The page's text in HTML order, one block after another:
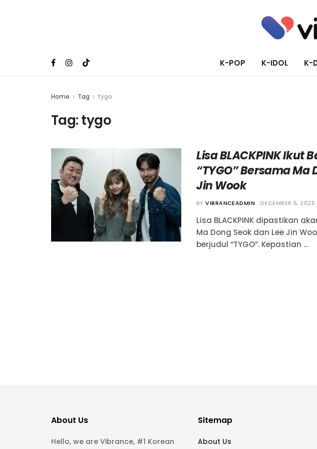
K-POP K-IDOL K-
Home Tag tygo
Tag:tygo
Lisa BLACKPINK Ikut
“TYGO” Bersama Ma
Jin Wook
BY VIBRANCEADMIN DECEMBER 5, 2025
Lisa BLACKPINK dipastikan
Ma Dong Seok dan Lee Jin
berjudul “TYGO”. Kepastian ...
About Us
Hello, we are Vibrance, #1 Korean
Sitemap
About Us